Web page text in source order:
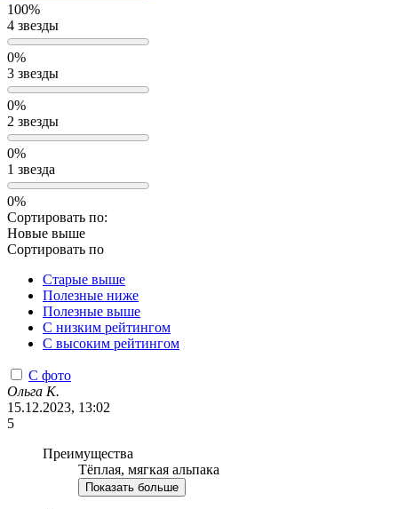
100%
4 звезды
0%
3 звезды
0%
2 звезды
0%
1 звезда
0%
Сортировать по:
Новые выше
Сортировать по
Старые выше
Полезные ниже
Полезные выше
С низким рейтингом
C высоким рейтингом
С фото
Ольга К.
15.12.2023, 13:02
5
Преимущества
Тёплая, мягкая альпака
Показать больше